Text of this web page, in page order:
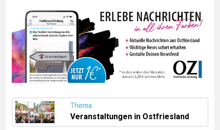
Thema
Veranstaltungen in Ostfriesland